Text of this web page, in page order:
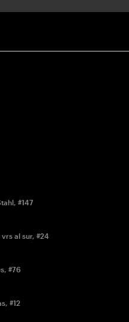
#147
al sur, #24
#76
#12